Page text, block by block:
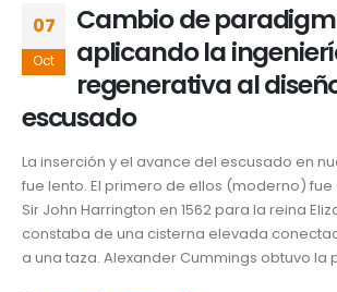
07
Oct
Cambio de
aplicando la
regenerativa al
escusado
La inserción y el avance del escusado en
fue lento. El primero de ellos (moderno)
Sir John Harrington en 1562 para la reina
constaba de una cisterna elevada
a una taza. Alexander Cummings obtuvo la